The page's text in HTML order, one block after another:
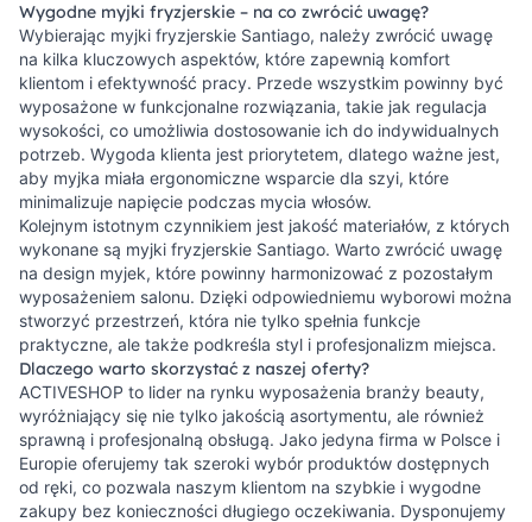
Wygodne myjki fryzjerskie – na co zwrócić uwagę?
Wybierając myjki fryzjerskie Santiago, należy zwrócić uwagę
na kilka kluczowych aspektów, które zapewnią komfort
klientom i efektywność pracy. Przede wszystkim powinny być
wyposażone w funkcjonalne rozwiązania, takie jak regulacja
wysokości, co umożliwia dostosowanie ich do indywidualnych
potrzeb. Wygoda klienta jest priorytetem, dlatego ważne jest,
aby myjka miała ergonomiczne wsparcie dla szyi, które
minimalizuje napięcie podczas mycia włosów.
Kolejnym istotnym czynnikiem jest jakość materiałów, z których
wykonane są myjki fryzjerskie Santiago. Warto zwrócić uwagę
na design myjek, które powinny harmonizować z pozostałym
wyposażeniem salonu. Dzięki odpowiedniemu wyborowi można
stworzyć przestrzeń, która nie tylko spełnia funkcje
praktyczne, ale także podkreśla styl i profesjonalizm miejsca.
Dlaczego warto skorzystać z naszej oferty?
ACTIVESHOP to lider na rynku wyposażenia branży beauty,
wyróżniający się nie tylko jakością asortymentu, ale również
sprawną i profesjonalną obsługą. Jako jedyna firma w Polsce i
Europie oferujemy tak szeroki wybór produktów dostępnych
od ręki, co pozwala naszym klientom na szybkie i wygodne
zakupy bez konieczności długiego oczekiwania. Dysponujemy